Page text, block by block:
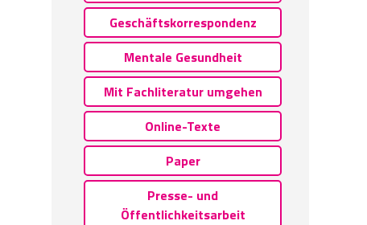
Geschäftskorrespondenz
Mentale Gesundheit
Mit Fachliteratur umgehen
Online-Texte
Paper
Presse- und
Öffentlichkeitsarbeit